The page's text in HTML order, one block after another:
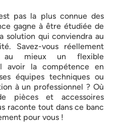
pas la plus connue des
gagne à être étudiée de
solution qui conviendra au
Savez-vous réellement
au mieux un flexible
avoir la compétence en
équipes techniques ou
à un professionnel ? Où
pièces et accessoires
raconte tout dans ce banc
pour vous !